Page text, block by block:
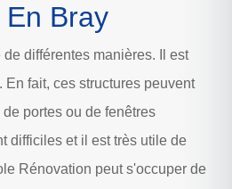
Bray
différentes manières. Il est
fait, ces structures peuvent
portes ou de fenêtres
difficiles et il est très utile de
Rénovation peut s'occuper de